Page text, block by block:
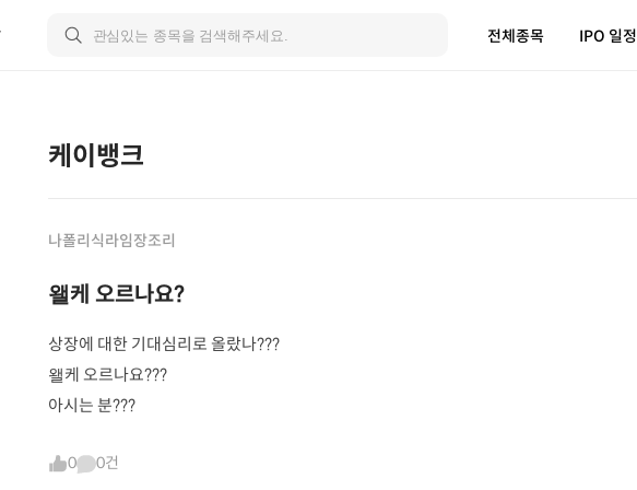
전체종목 IPO 일정
케이뱅크
나폴리식라임장조리
왤케 오르나요?
상장에 대한 기대심리로 올랐나???
왤케 오르나요???
아시는 분???
0 0건